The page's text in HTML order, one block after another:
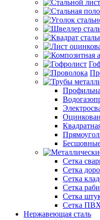
Сетка
Сетка
Сетка
Сетка
Сетка
Сетка
Нержавеющая сталь